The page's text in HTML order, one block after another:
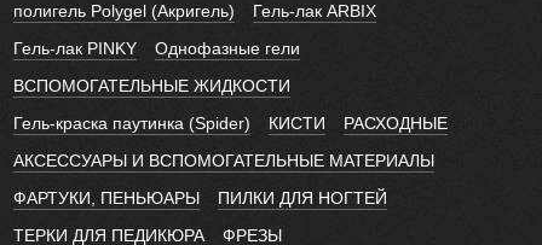
полигель Polygel (Акригель)
Гель-лак ARBIX
Гель-лак PINKY
Однофазные гели
ВСПОМОГАТЕЛЬНЫЕ ЖИДКОСТИ
Гель-краска паутинка (Spider)
КИСТИ
РАСХОДНЫЕ
АКСЕССУАРЫ И ВСПОМОГАТЕЛЬНЫЕ МАТЕРИАЛЫ
ФАРТУКИ, ПЕНЬЮАРЫ
ПИЛКИ ДЛЯ НОГТЕЙ
ТЕРКИ ДЛЯ ПЕДИКЮРА
ФРЕЗЫ